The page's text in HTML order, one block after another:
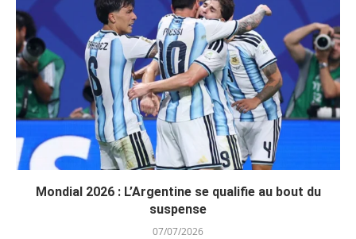
Mondial 2026 : L’Argentine se qualifie au bout du
suspense
07/07/2026